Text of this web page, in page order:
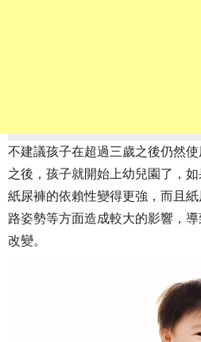
不建議孩子在超過三歲之後仍然
之後，孩子就開始上幼兒園了，
紙尿褲的依賴性變得更強，而且
路姿勢等方面造成較大的影響，
改變。